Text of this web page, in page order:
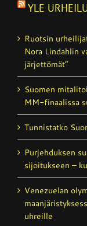
YLE
Ruotsin
Nora Lindahlin
järjettömät”
Suomen
MM-finaalissa
Tunnistatko
Purjehduksen
sijoitukseen –
Venezuelan
uhreille